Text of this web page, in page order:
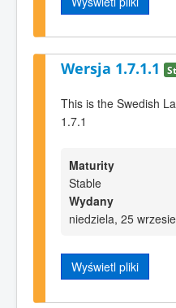
Wersja 1.7.1.1
This is the Swedish
1.7.1
Maturity
Stable
Wydany
niedziela, 25
Wyświetl pliki